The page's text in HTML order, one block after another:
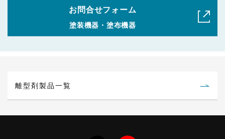
お問合せフォーム
塗装機器・塗布機器
離型剤製品一覧